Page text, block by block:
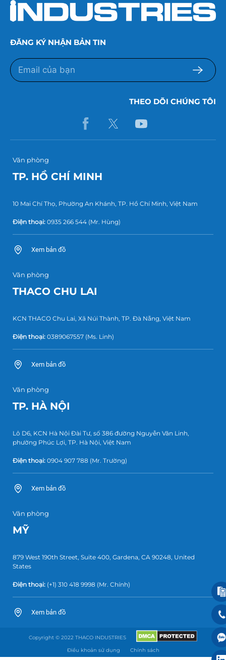
ĐĂNG KÝ NHẬN BẢN TIN
THEO DÕI CHÚNG TÔI
Văn phòng
TP. HỒ CHÍ MINH
10 Mai Chí Thọ, Phường An Khánh, TP. Hồ Chí Minh, Việt Nam
Điện thoại: 0935 266 544 (Mr. Hùng)
Xem bản đồ
Văn phòng
THACO CHU LAI
KCN THACO Chu Lai, Xã Núi Thành, TP. Đà Nẵng, Việt Nam
Điện thoại: 0389067557 (Ms. Linh)
Xem bản đồ
Văn phòng
TP. HÀ NỘI
Lô D6, KCN Hà Nội Đài Tư, số 386 đường Nguyễn Văn Linh,
phường Phúc Lợi, TP. Hà Nội, Việt Nam
Điện thoại: 0904 907 788 (Mr. Trường)
Xem bản đồ
Văn phòng
MỸ
879 West 190th Street, Suite 400, Gardena, CA 90248, United
States
Điện thoại: (+1) 310 418 9998 (Mr. Chính)
Xem bản đồ
Copyright © 2022 THACO INDUSTRIES
Điều khoản sử dụng
Chính sách